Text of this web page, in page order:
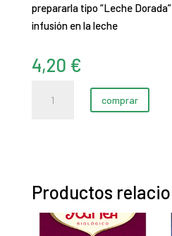
prepararla tipo “Leche
infusión en la leche
4,20 €
Cúrcuma
comprar
Productos